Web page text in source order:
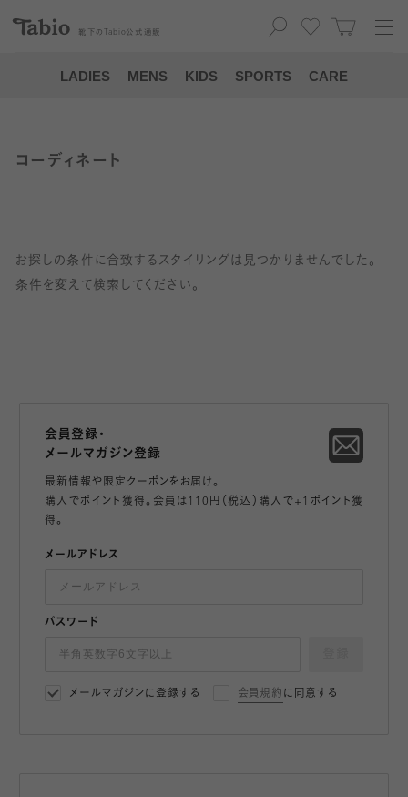
靴下の Tabio 公式通販
LADIES MENS KIDS SPORTS CARE
コーディネート
お探しの条件に合致するスタイリングは見つかりませんでした。
条件を変えて検索してください。
会員登録・
メールマガジン登録
最新情報や限定クーポンをお届け。
購入でポイント獲得。会員は110円（税込）購入で+1ポイント獲
得。
メールアドレス
パスワード
メールマガジンに登録する 会員規約 に同意する